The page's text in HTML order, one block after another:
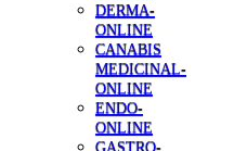
DERMA-
ONLINE
CANABIS
MEDICINAL-
ONLINE
ENDO-
ONLINE
GASTRO-